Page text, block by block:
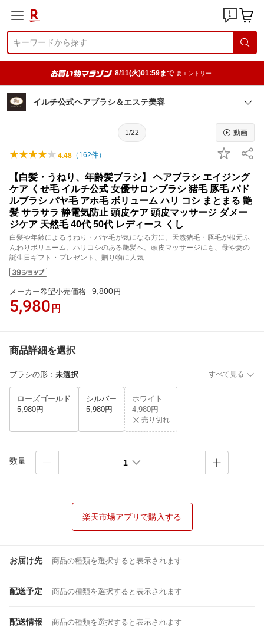
8/11(火)01:59まで 要エントリー
イルチ公式ヘアブラシ＆エステ美容
1/22 動画
4.48 （ 162件）
【白髪・うねり、年齢髪ブラシ】 ヘアブラシ エイジング
ケア くせ毛 イルチ公式 女優サロンブラシ 猪毛 豚毛 パド
ルブラシ パヤ毛 アホ毛 ボリューム ハリ コシ まとまる 艶
髪 サラサラ 静電気防止 頭皮ケア 頭皮マッサージ ダメー
ジケア 天然毛 40代 50代 レディース くし
白髪や年齢によるうねり・パヤ毛が気になる方に。天然猪毛・豚毛が根元ふ
んわりボリューム、ハリコシのある艶髪へ。頭皮マッサージにも、母や妻の
誕生日ギフト・プレゼント、贈り物に人気
メーカー希望小売価格 9,800円
5,980 円
商品詳細を選択
ブラシの形 ： 未選択 すべて見る
ローズゴールド
5,980円
シルバー
5,980円
ホワイト
4,980円
売り切れ
数量 1
楽天市場アプリで購入する
お届け先 商品の種類を選択すると表示されます
配送予定 商品の種類を選択すると表示されます
配送情報 商品の種類を選択すると表示されます